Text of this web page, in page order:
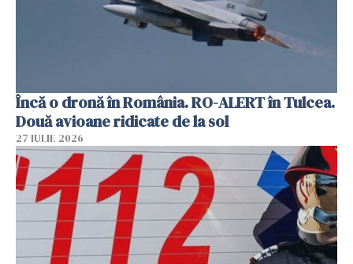
Încă o dronă în România. RO-ALERT în Tulcea.
Două avioane ridicate de la sol
27 IULIE 2026